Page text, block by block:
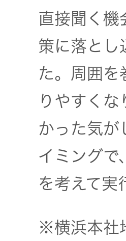
直接聞く機
策に落とし
た。周囲を
りやすく
かった気
イミングで
を考えて実
※横浜本社